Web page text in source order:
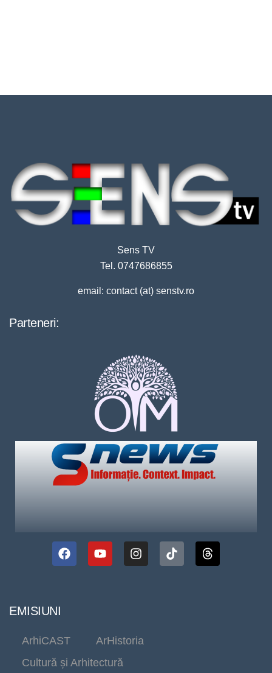
Sens TV
Tel. 0747686855
email: contact (at) senstv.ro
Parteneri:
EMISIUNI
ArhiCAST
ArHistoria
Cultură și Arhitectură